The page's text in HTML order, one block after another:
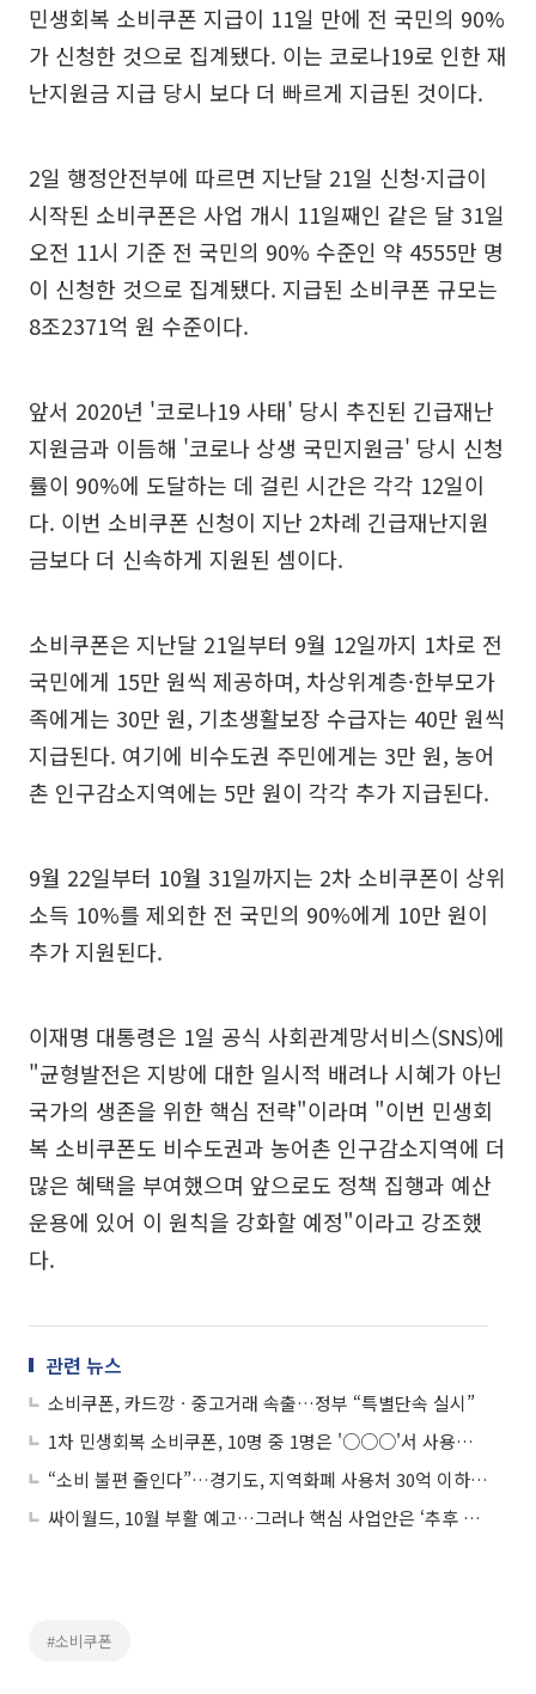
민생회복 소비쿠폰 지급이 11일 만에 전 국민의 90%
가 신청한 것으로 집계됐다. 이는 코로나19로 인한 재
난지원금 지급 당시 보다 더 빠르게 지급된 것이다.
2일 행정안전부에 따르면 지난달 21일 신청·지급이
시작된 소비쿠폰은 사업 개시 11일째인 같은 달 31일
오전 11시 기준 전 국민의 90% 수준인 약 4555만 명
이 신청한 것으로 집계됐다. 지급된 소비쿠폰 규모는
8조2371억 원 수준이다.
앞서 2020년 '코로나19 사태' 당시 추진된 긴급재난
지원금과 이듬해 '코로나 상생 국민지원금' 당시 신청
률이 90%에 도달하는 데 걸린 시간은 각각 12일이
다. 이번 소비쿠폰 신청이 지난 2차례 긴급재난지원
금보다 더 신속하게 지원된 셈이다.
소비쿠폰은 지난달 21일부터 9월 12일까지 1차로 전
국민에게 15만 원씩 제공하며, 차상위계층·한부모가
족에게는 30만 원, 기초생활보장 수급자는 40만 원씩
지급된다. 여기에 비수도권 주민에게는 3만 원, 농어
촌 인구감소지역에는 5만 원이 각각 추가 지급된다.
9월 22일부터 10월 31일까지는 2차 소비쿠폰이 상위
소득 10%를 제외한 전 국민의 90%에게 10만 원이
추가 지원된다.
이재명 대통령은 1일 공식 사회관계망서비스(SNS)에
"균형발전은 지방에 대한 일시적 배려나 시혜가 아닌
국가의 생존을 위한 핵심 전략"이라며 "이번 민생회
복 소비쿠폰도 비수도권과 농어촌 인구감소지역에 더
많은 혜택을 부여했으며 앞으로도 정책 집행과 예산
운용에 있어 이 원칙을 강화할 예정"이라고 강조했
다.
관련 뉴스
소비쿠폰, 카드깡ㆍ중고거래 속출…정부 “특별단속 실시”
1차 민생회복 소비쿠폰, 10명 중 1명은 '○○○'서 사용했다
“소비 불편 줄인다”…경기도, 지역화폐 사용처 30억 이하 매장으로 확대
싸이월드, 10월 부활 예고…그러나 핵심 사업안은 ‘추후 공개’
#소비쿠폰